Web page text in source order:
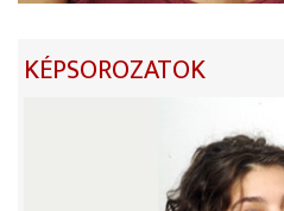
KÉPSOROZATOK